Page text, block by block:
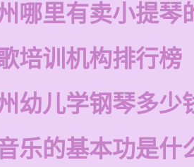
哪里有卖小提琴
培训机构排行榜
幼儿学钢琴多少
乐的基本功是什